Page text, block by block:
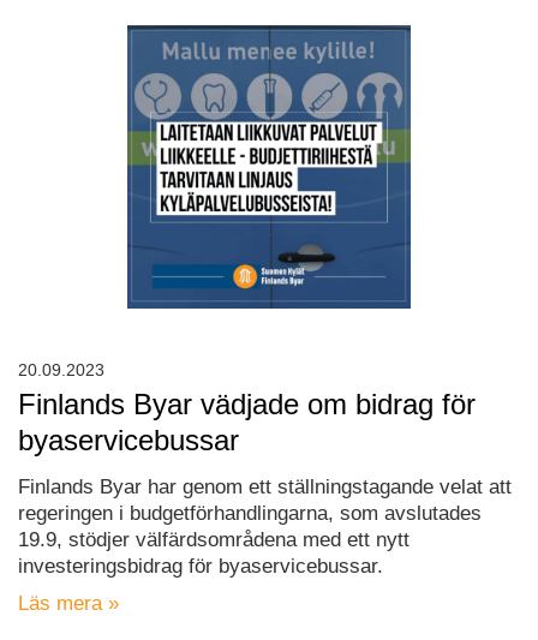
Finlands Byar vädjade om bidrag för
byaservicebussar
Finlands Byar har genom ett ställningstagande velat att
regeringen i budgetförhandlingarna, som avslutades
19.9, stödjer välfärdsområdena med ett nytt
investeringsbidrag för byaservicebussar.
Läs mera »
20.09.2023